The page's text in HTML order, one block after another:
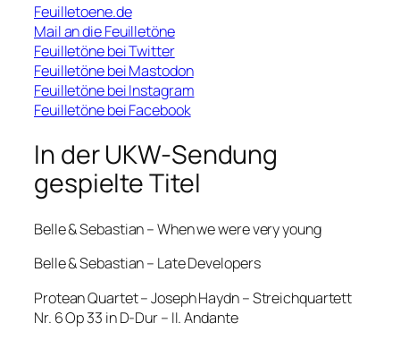
Feuilletoene.de
Mail an die Feuilletöne
Feuilletöne bei Twitter
Feuilletöne bei Mastodon
Feuilletöne bei Instagram
Feuilletöne bei Facebook
In der UKW-Sendung
gespielte Titel
Belle & Sebastian – When we were very young
Belle & Sebastian – Late Developers
Protean Quartet – Joseph Haydn – Streichquartett
Nr. 6 Op 33 in D-Dur – II. Andante